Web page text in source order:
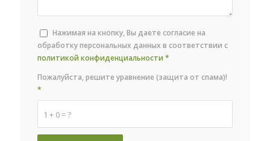
Нажимая на кнопку, Вы даете согласие на
обработку персональных данных в соответствии с
политикой конфиденциальности *
1 + 0 = ?
Пожалуйста, решите уравнение (защита от спама)!
*